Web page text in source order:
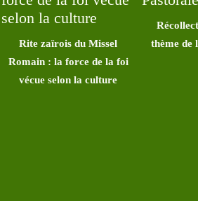
Rite zaïrois du Missel
Romain : la force de la foi
vécue selon la culture
thème de